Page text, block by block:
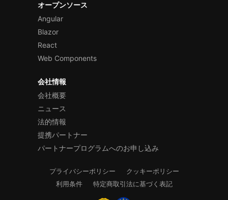
オープンソース
Angular
Blazor
React
Web Components
会社情報
会社概要
ニュース
法的情報
提携パートナー
パートナープログラムへのお申し込み
プライバシーポリシー
クッキーポリシー
利用条件
特定商取引法に基づく表記